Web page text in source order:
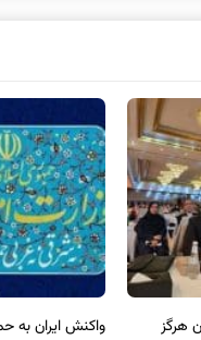
واکنش ایران به حمله خشونت